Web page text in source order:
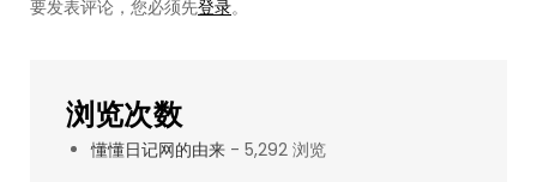
要发表评论，您必须先登录。
浏览次数
懂懂日记网的由来 - 5,292 浏览